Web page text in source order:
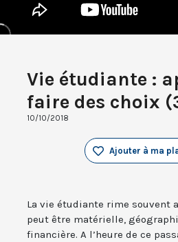
Vie étudiante :
faire des choix
10/10/2018
Ajouter à ma
La vie étudiante rime souvent
peut être matérielle,
financière. A l’heure de ce